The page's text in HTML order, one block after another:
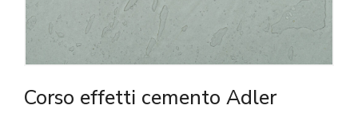
Corso effetti cemento Adler